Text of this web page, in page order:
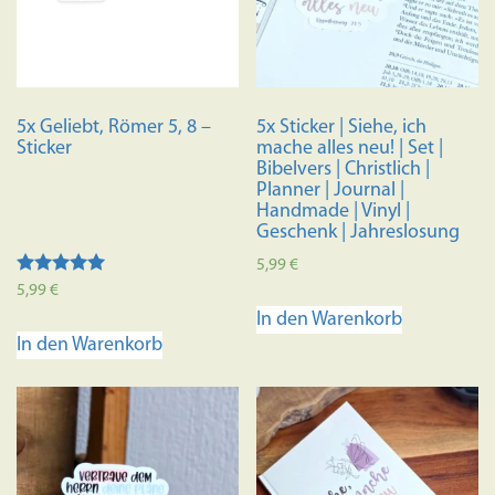
5x Geliebt, Römer 5, 8 –
Sticker
Bewertet mit
5,99€
In den Warenkorb
5x Sticker | Siehe, ich
mache alles neu! | Set |
Bibelvers | Christlich |
Planner | Journal |
Handmade | Vinyl |
Geschenk | Jahreslosung
5,99€
In den Warenkorb